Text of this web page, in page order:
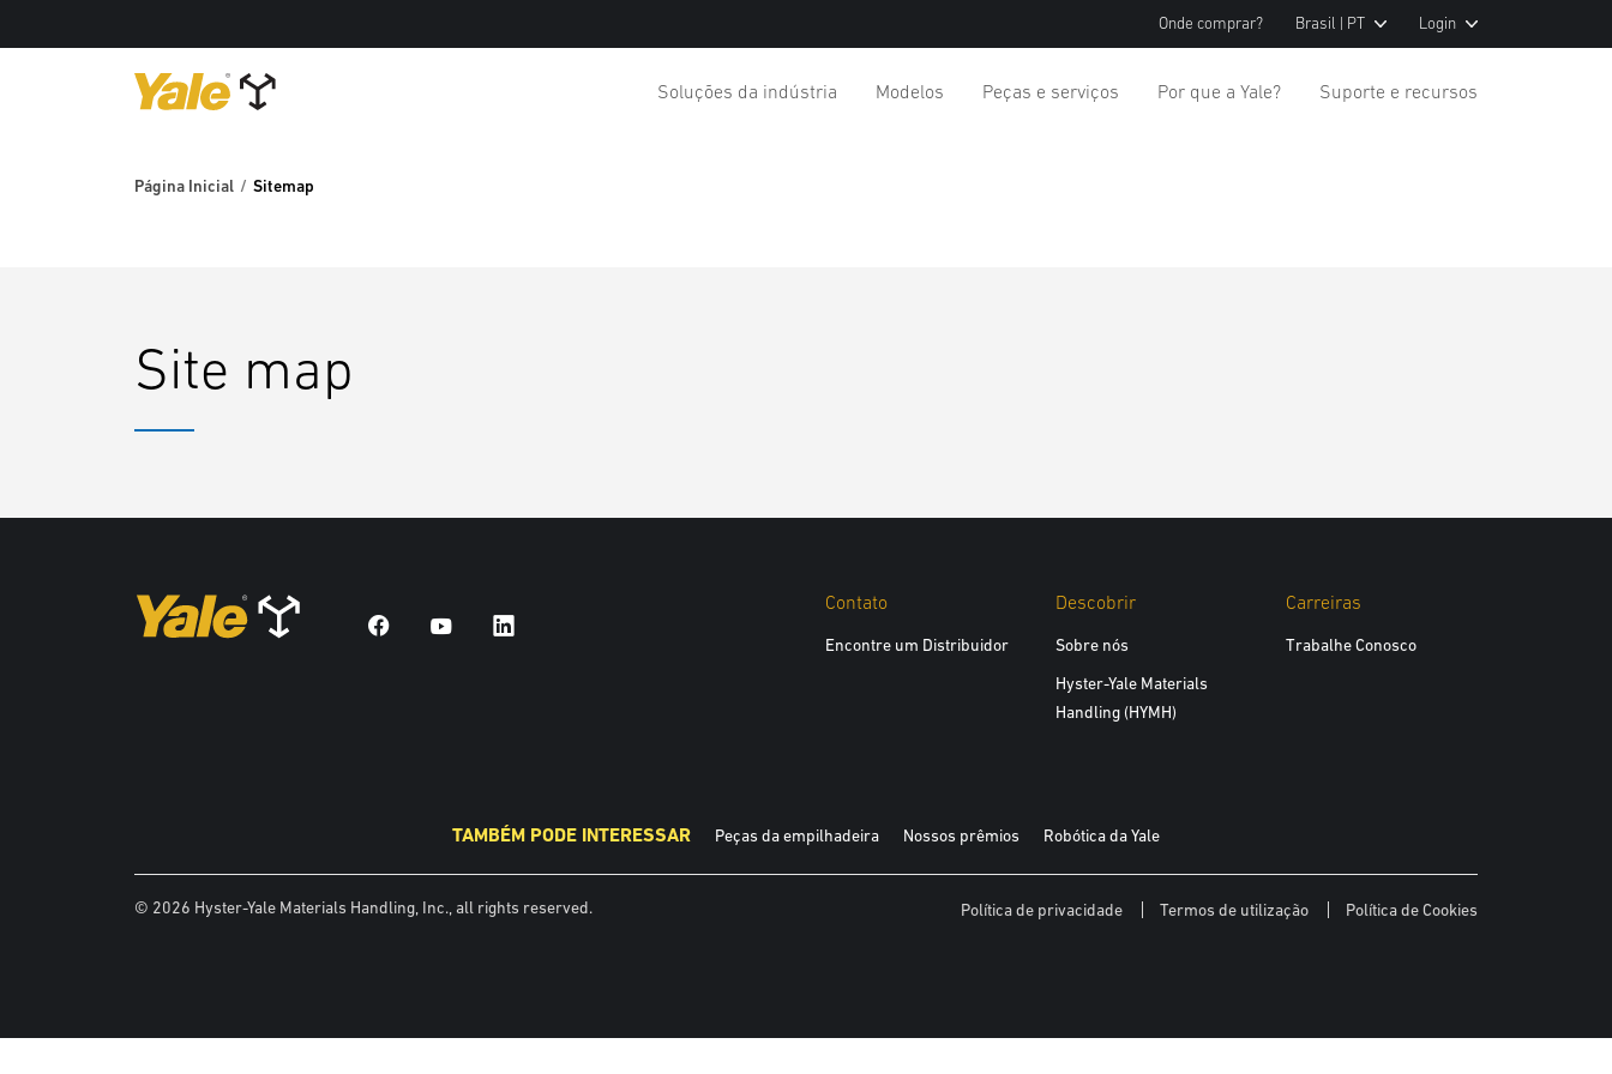
Onde comprar? Brasil | PT Login
Soluções da indústria Modelos Peças e serviços Por que a Yale? Suporte e recursos
Página Inicial Sitemap
Site map
Contato
Encontre um Distribuidor
Descobrir
Sobre nós
Hyster-Yale Materials
Handling (HYMH)
Carreiras
Trabalhe Conosco
TAMBÉM PODE INTERESSAR Peças da empilhadeira Nossos prêmios Robótica da Yale
© 2026 Hyster-Yale Materials Handling, Inc., all rights reserved. Política de privacidade Termos de utilização Política de Cookies